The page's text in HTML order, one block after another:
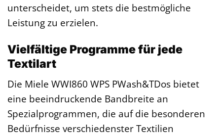
unterscheidet, um stets die bestmögliche
Leistung zu erzielen.
Vielfältige Programme für jede
Textilart
Die Miele WWI860 WPS PWash&TDos bietet
eine beeindruckende Bandbreite an
Spezialprogrammen, die auf die besonderen
Bedürfnisse verschiedenster Textilien